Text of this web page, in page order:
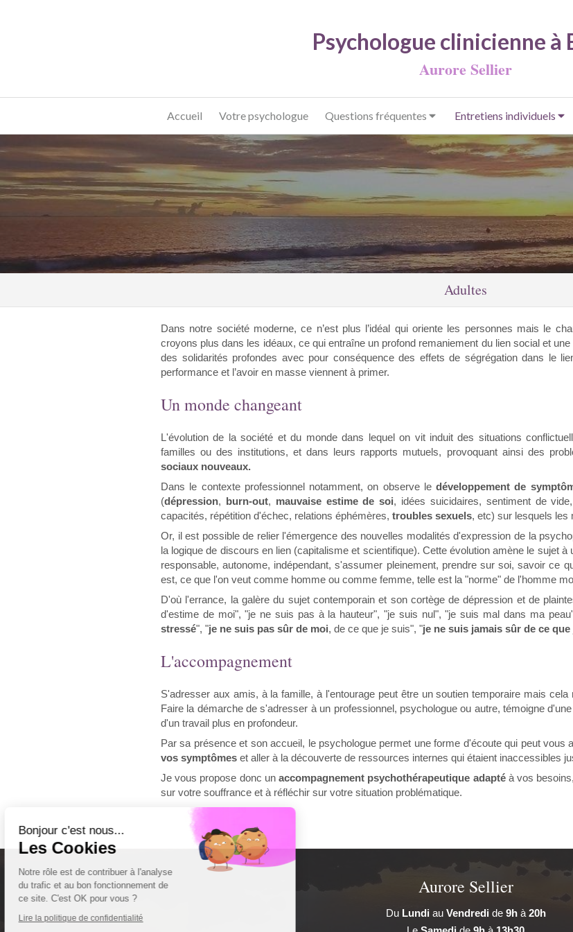
Psychologue clinicienne à
Aurore Sellier
Accueil Votre psychologue Questions fréquentes Entretiens individuels
Adultes
Dans notre société moderne, ce n’est plus l’idéal qui oriente les personnes mais le
croyons plus dans les idéaux, ce qui entraîne un profond remaniement du lien social et
des solidarités profondes avec pour conséquence des effets de ségrégation dans le
performance et l’avoir en masse viennent à primer.
Un monde changeant
L'évolution de la société et du monde dans lequel on vit induit des situations
familles ou des institutions, et dans leurs rapports mutuels, provoquant ainsi des
sociaux nouveaux.
Dans le contexte professionnel notamment, on observe le développement de
(dépression, burn-out, mauvaise estime de soi, idées suicidaires, sentiment de vide,
capacités, répétition d'échec, relations éphémères, troubles sexuels, etc) sur lesquels les
Or, il est possible de relier l'émergence des nouvelles modalités d'expression de la
la logique de discours en lien (capitalisme et scientifique). Cette évolution amène le sujet
responsable, autonome, indépendant, s'assumer pleinement, prendre sur soi, savoir ce
est, ce que l'on veut comme homme ou comme femme, telle est la "norme" de l'homme
D'où l'errance, la galère du sujet contemporain et son cortège de dépression et de
d'estime de moi", "je ne suis pas à la hauteur", "je suis nul", "je suis mal dans ma
stressé", "je ne suis pas sûr de moi, de ce que je suis", "je ne suis jamais sûr de ce que
L'accompagnement
S'adresser aux amis, à la famille, à l'entourage peut être un soutien temporaire mais
Faire la démarche de s'adresser à un professionnel, psychologue ou autre, témoigne
d'un travail plus en profondeur.
Par sa présence et son accueil, le psychologue permet une forme d'écoute qui peut vous
vos symptômes et aller à la découverte de ressources internes qui étaient inaccessibles
Je vous propose donc unaccompagnement psychothérapeutique adaptéà vos
sur votre souffrance et à réfléchir sur votre situation problématique.
Aurore Sellier
Du Lundi au Vendredi de 9hà 20h
Bonjour c'est nous...
Les Cookies
Notre rôle est de contribuer à l'analyse
du trafic et au bon fonctionnement de
ce site. C'est OK pour vous ?
Lire la politique de confidentialité